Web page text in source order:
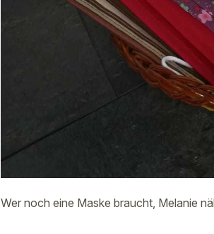
Wer noch eine Maske braucht, Melanie